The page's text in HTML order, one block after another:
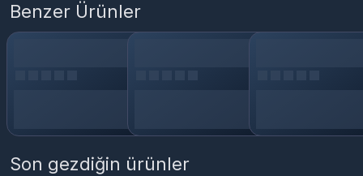
1. Adım: sayfasına giriş yapınız.
2. Adım: Almak istediğiniz
miktarını seçin Sepete Ekle
100 Fifa Pointssatın almak 100 Fifa Points
Benzer Ürünler
Son gezdiğin ürünler